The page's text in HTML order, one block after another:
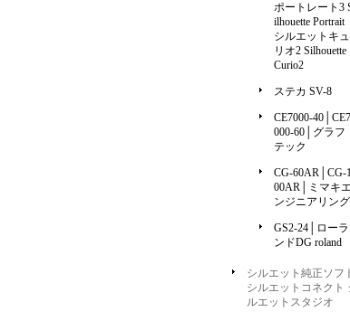
ポートレート3
ilhouette Portrait
シルエットキュ
リオ2 Silhouette
Curio2
ステカ SV-8
CE7000-40│CE7
000-60│グラフ
テック
CG-60AR│CG-
00AR│ミマキ
ンジニアリング
GS2-24│ローラ
ンドDG roland
シルエット純正ソフ
シルエットコネクト
ルエットスタジオ